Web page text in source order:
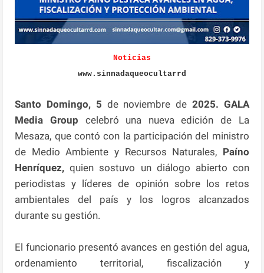
Noticias
www.sinnadaqueocultarrd
Santo Domingo, 5 de noviembre de 2025. GALA
Media Group celebró una nueva edición de La
Mesaza, que contó con la participación del ministro
de Medio Ambiente y Recursos Naturales, Paíno
Henríquez, quien sostuvo un diálogo abierto con
periodistas y líderes de opinión sobre los retos
ambientales del país y los logros alcanzados
durante su gestión.
El funcionario presentó avances en gestión del agua,
ordenamiento territorial, fiscalización y